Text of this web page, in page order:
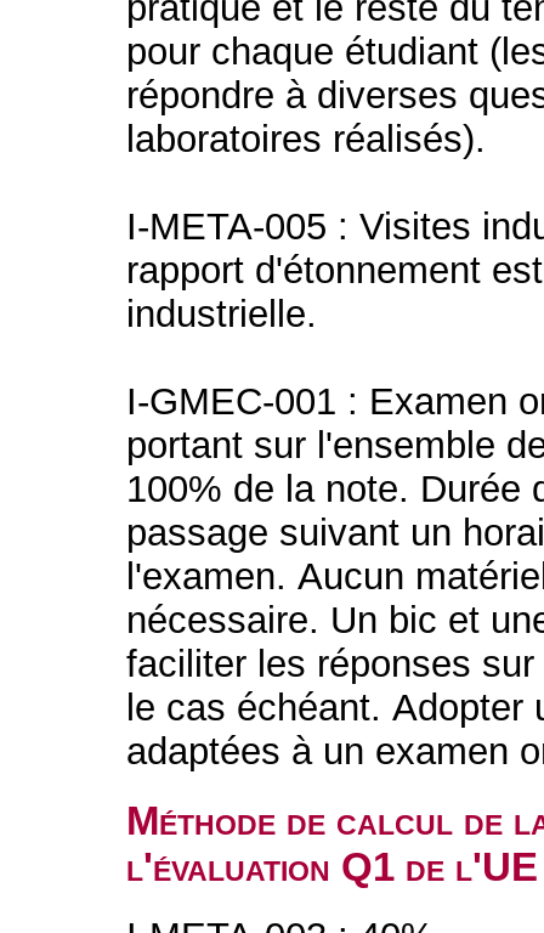
pour chaque étudiant
répondre à diverses
laboratoires réalisés).
I-META-005 : Visites
rapport d'étonnement
industrielle.
I-GMEC-001 : Examen
portant sur l'ensemble
100% de la note. Durée
passage suivant un
l'examen. Aucun
nécessaire. Un bic et
faciliter les réponses
le cas échéant.
adaptées à un examen
Méthode de calcul de
l'évaluation Q1 de l'UE